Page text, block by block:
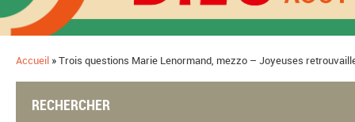
Accueil »Trois questions Marie Lenormand, mezzo – Joyeuses
RECHERCHER